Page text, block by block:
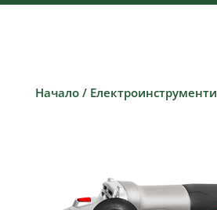
Начало/ Електроинструменти